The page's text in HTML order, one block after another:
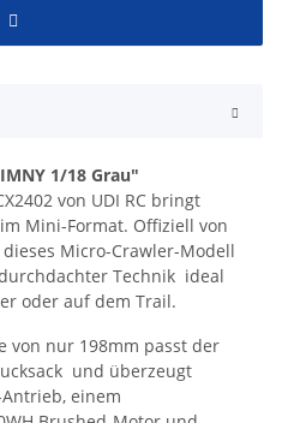
1/18 Grau"
von UDI RC bringt
Mini-Format. Offiziell von
Micro-Crawler-Modell
Technik  ideal
oder auf dem Trail.
von nur 198mm passt der
 und überzeugt
einem